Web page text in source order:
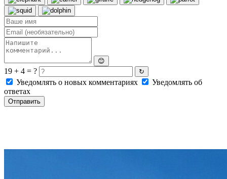
😊
19 + 4 = ? ↻
Уведомлять о новых комментариях
Уведомлять об
ответах
Отправить